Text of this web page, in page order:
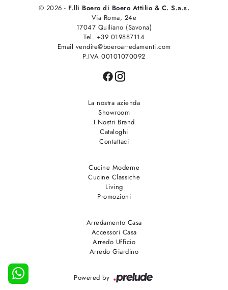
© 2026 - F.lli Boero di Boero Attilio & C. S.a.s.
Via Roma, 24e
17047 Quiliano (Savona)
Tel. +39 019887114
Email vendite@boeroarredamenti.com
P.IVA 00101070092
La nostra azienda
Showroom
I Nostri Brand
Cataloghi
Contattaci
Cucine Moderne
Cucine Classiche
Living
Promozioni
Arredamento Casa
Accessori Casa
Arredo Ufficio
Arredo Giardino
Powered by